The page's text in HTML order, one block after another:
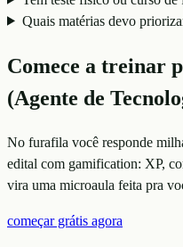
Quais matérias devo
Comece a treinar
(Agente de
No furafila você responde
edital com gamification: XP,
vira uma microaula feita pra
começar grátis agora